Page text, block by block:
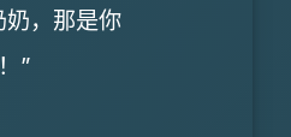
奶，那是你
”